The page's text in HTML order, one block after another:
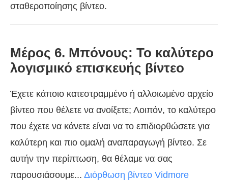
σταθεροποίησης βίντεο.
Μέρος 6. Μπόνους: Το καλύτερο
λογισμικό επισκευής βίντεο
Έχετε κάποιο κατεστραμμένο ή αλλοιωμένο αρχείο
βίντεο που θέλετε να ανοίξετε; Λοιπόν, το καλύτερο
που έχετε να κάνετε είναι να το επιδιορθώσετε για
καλύτερη και πιο ομαλή αναπαραγωγή βίντεο. Σε
αυτήν την περίπτωση, θα θέλαμε να σας
παρουσιάσουμε... Διόρθωση βίντεο Vidmore